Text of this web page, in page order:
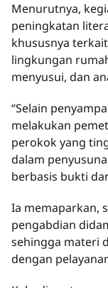
Menurutnya,
peningkatan
khususnya
lingkungan
menyusui, dan
“Selain
melakukan
perokok yang
dalam
berbasis bukti
Ia memaparkan,
pengabdian
sehingga materi
dengan